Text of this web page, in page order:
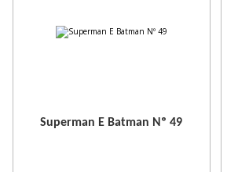
Superman E Batman Nº 49